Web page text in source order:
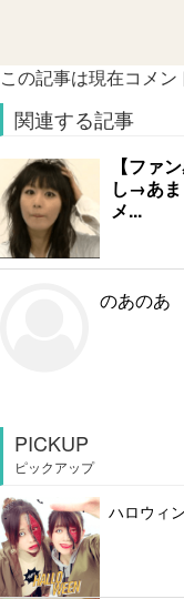
この記事は現在コメン
関連する記事
【ファ
し→あま
メ...
のあのあ
PICKUP
ピックアップ
ハロウィ